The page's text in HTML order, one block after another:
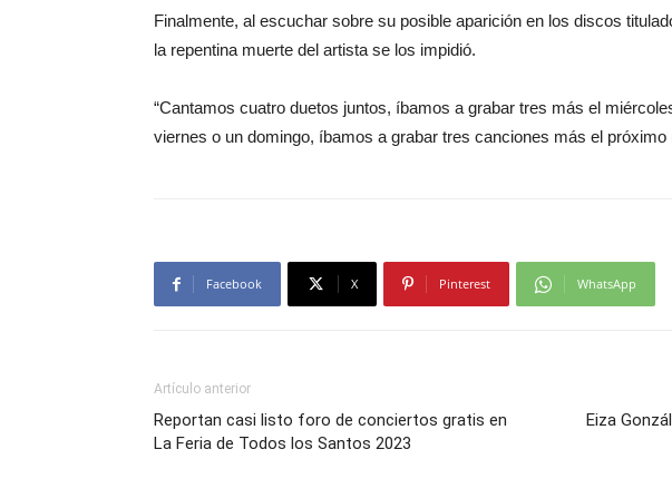
Finalmente, al escuchar sobre su posible aparición en los discos
la repentina muerte del artista se los impidió.
“Cantamos cuatro duetos juntos, íbamos a grabar tres más el
viernes o un domingo, íbamos a grabar tres canciones más el próximo
Facebook X Pinterest WhatsApp
Artículo anterior
Reportan casi listo foro de conciertos gratis en
La Feria de Todos los Santos 2023
Eiza